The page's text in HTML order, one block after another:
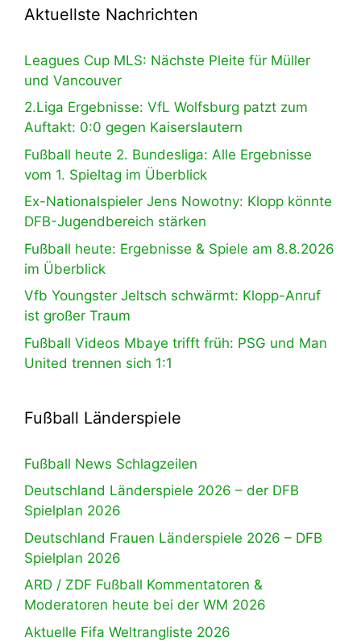
Aktuellste Nachrichten
Leagues Cup MLS: Nächste Pleite für Müller
und Vancouver
2.Liga Ergebnisse: VfL Wolfsburg patzt zum
Auftakt: 0:0 gegen Kaiserslautern
Fußball heute 2. Bundesliga: Alle Ergebnisse
vom 1. Spieltag im Überblick
Ex-Nationalspieler Jens Nowotny: Klopp könnte
DFB-Jugendbereich stärken
Fußball heute: Ergebnisse & Spiele am 8.8.2026
im Überblick
Vfb Youngster Jeltsch schwärmt: Klopp-Anruf
ist großer Traum
Fußball Videos Mbaye trifft früh: PSG und Man
United trennen sich 1:1
Fußball Länderspiele
Fußball News Schlagzeilen
Deutschland Länderspiele 2026 – der DFB
Spielplan 2026
Deutschland Frauen Länderspiele 2026 – DFB
Spielplan 2026
ARD / ZDF Fußball Kommentatoren &
Moderatoren heute bei der WM 2026
Aktuelle Fifa Weltrangliste 2026